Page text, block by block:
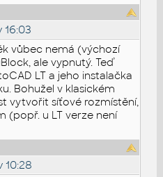
16:03
vůbec nemá (výchozí
ale vypnutý. Teď
LT a jeho instalačka
Bohužel v klasickém
vytvořit síťové rozmístění,
(popř. u LT verze není
10:28